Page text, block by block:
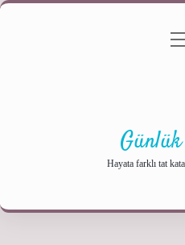
Gizlilik
Hayata farklı tat